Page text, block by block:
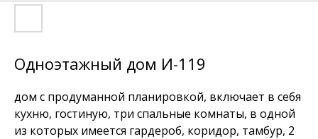
Одноэтажный дом И-119
дом с продуманной планировкой, включает в себя
кухню, гостиную, три спальные комнаты, в одной
из которых имеется гардероб, коридор, тамбур, 2